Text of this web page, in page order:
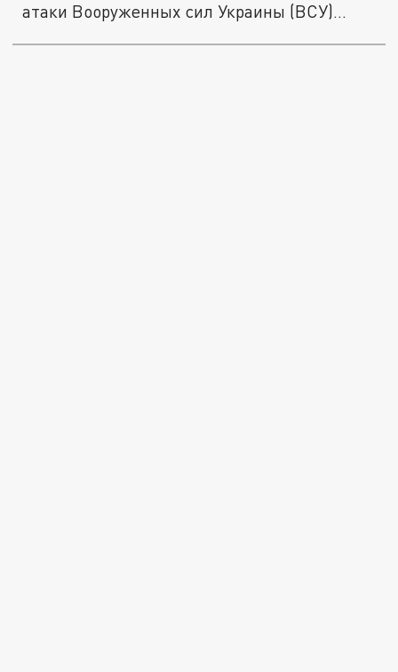
атаки Вооруженных сил Украины (ВСУ)...